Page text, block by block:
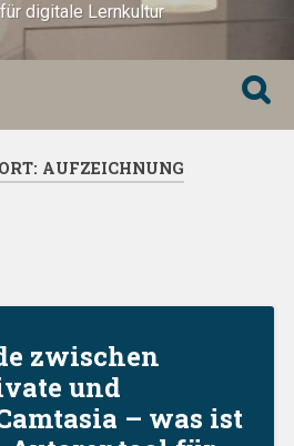
digitale Lernkultur
AUFZEICHNUNG
zwischen
und
– was ist